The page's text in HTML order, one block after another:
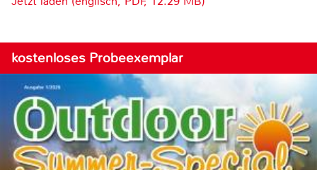
kostenloses Probeexemplar